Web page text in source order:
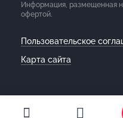
Информация, размещенная
офертой.
Пользовательское
Карта сайта